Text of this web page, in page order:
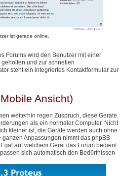
ist gerade online.
Forums wird den Benutzer mit einer
und zur schnellen
steht ein integriertes Kontaktformular zur
Ansicht)
weiterhin regen Zuspruch, diese Geräte
als ein normaler Computer. Nicht
kleiner ist, die Geräte werden auch ohne
Anpassungen nimmt das phpBB
auf welchem Gerät das Forum bedient
sich automatisch den Bedürfnissen